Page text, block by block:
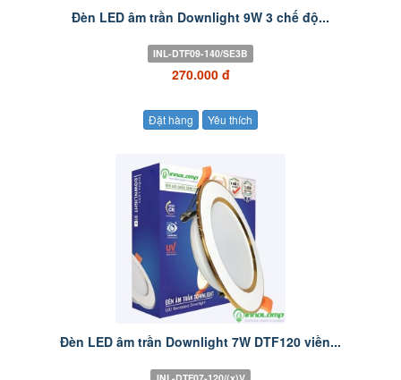
Đèn LED âm trần Downlight 9W 3 chế độ...
INL-DTF09-140/SE3B
270.000 đ
Đặt hàng Yêu thích
Đèn LED âm trần Downlight 7W DTF120 viền...